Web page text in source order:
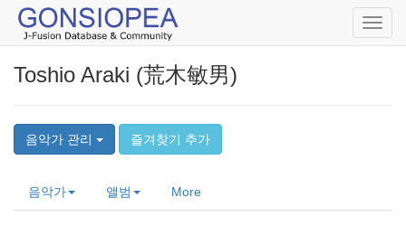
Toshio Araki (荒木敏男)
음악가 관리 즐겨찾기 추가
음악가 앨범 More